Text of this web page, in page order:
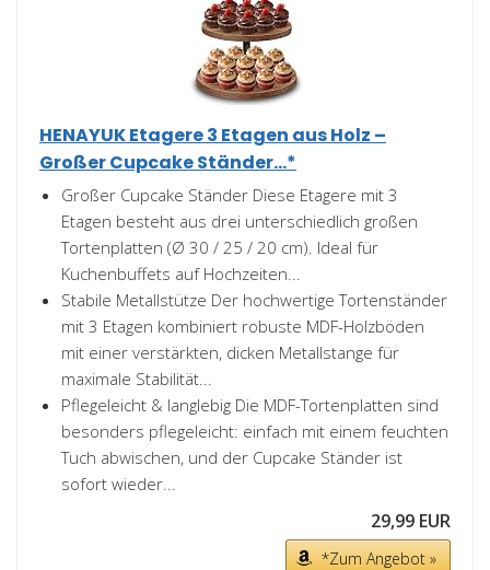
HENAYUK Etagere 3 Etagen aus Holz –
Großer Cupcake Ständer...*
Großer Cupcake Ständer Diese Etagere mit 3
Etagen besteht aus drei unterschiedlich großen
Tortenplatten (Ø 30 / 25 / 20 cm). Ideal für
Kuchenbuffets auf Hochzeiten...
Stabile Metallstütze Der hochwertige Tortenständer
mit 3 Etagen kombiniert robuste MDF-Holzböden
mit einer verstärkten, dicken Metallstange für
maximale Stabilität...
Pflegeleicht & langlebig Die MDF-Tortenplatten sind
besonders pflegeleicht: einfach mit einem feuchten
Tuch abwischen, und der Cupcake Ständer ist
sofort wieder...
29,99 EUR
*Zum Angebot »